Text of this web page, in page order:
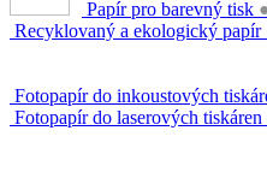
Papír pro barevný tisk
Recyklovaný a ekologický papír
Fotopapír do inkoustových
Fotopapír do laserových tiskáren